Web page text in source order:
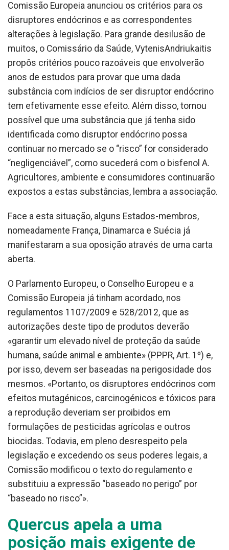
Comissão Europeia anunciou os critérios para os
disruptores endócrinos e as correspondentes
alterações à legislação. Para grande desilusão de
muitos, o Comissário da Saúde, VytenisAndriukaitis
propôs critérios pouco razoáveis que envolverão
anos de estudos para provar que uma dada
substância com indícios de ser disruptor endócrino
tem efetivamente esse efeito. Além disso, tornou
possível que uma substância que já tenha sido
identificada como disruptor endócrino possa
continuar no mercado se o “risco” for considerado
“negligenciável”, como sucederá com o bisfenol A.
Agricultores, ambiente e consumidores continuarão
expostos a estas substâncias, lembra a associação.
Face a esta situação, alguns Estados-membros,
nomeadamente França, Dinamarca e Suécia já
manifestaram a sua oposição através de uma carta
aberta.
O Parlamento Europeu, o Conselho Europeu e a
Comissão Europeia já tinham acordado, nos
regulamentos 1107/2009 e 528/2012, que as
autorizações deste tipo de produtos deverão
«garantir um elevado nível de proteção da saúde
humana, saúde animal e ambiente» (PPPR, Art. 1º) e,
por isso, devem ser baseadas na perigosidade dos
mesmos. «Portanto, os disruptores endócrinos com
efeitos mutagénicos, carcinogénicos e tóxicos para
a reprodução deveriam ser proibidos em
formulações de pesticidas agrícolas e outros
biocidas. Todavia, em pleno desrespeito pela
legislação e excedendo os seus poderes legais, a
Comissão modificou o texto do regulamento e
substituiu a expressão “baseado no perigo” por
“baseado no risco”».
Quercus apela a uma
posição mais exigente de